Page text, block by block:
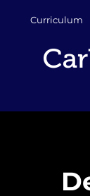
contenido
Curriculum